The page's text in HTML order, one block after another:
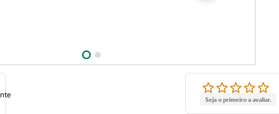
Seja o primeiro a avaliar.